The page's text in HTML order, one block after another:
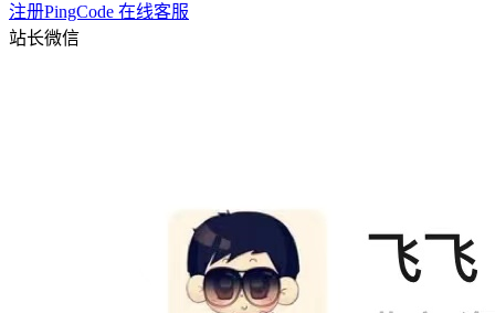
注册PingCode 在线客服
站长微信